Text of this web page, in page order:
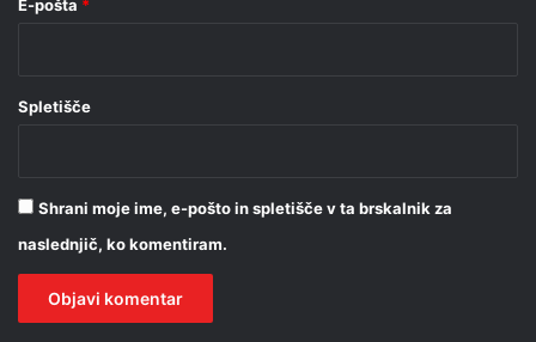
E-pošta *
Spletišče
Shrani moje ime, e-pošto in spletišče v ta brskalnik za
naslednjič, ko komentiram.